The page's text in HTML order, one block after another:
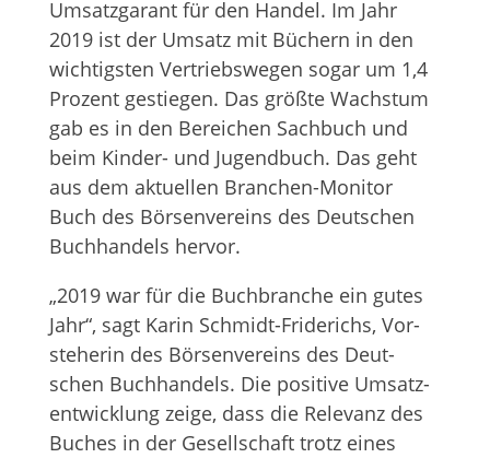
Umsatz­ga­rant für den Han­del. Im Jahr
2019 ist der Umsatz mit Büchern in den
wich­tigs­ten Ver­triebs­we­gen sogar um 1,4
Pro­zent gestie­gen. Das größte Wachs­tum
gab es in den Berei­chen Sach­buch und
beim Kin­der- und Jugend­buch. Das geht
aus dem aktu­el­len Bran­chen-Moni­tor
Buch des Bör­sen­ver­eins des Deut­schen
Buch­han­dels hervor.
„2019 war für die Buch­bran­che ein gutes
Jahr“, sagt Karin Schmidt-Fri­de­richs, Vor­
ste­he­rin des Bör­sen­ver­eins des Deut­
schen Buch­han­dels. Die posi­tive Umsatz­
ent­wick­lung zeige, dass die Rele­vanz des
Buches in der Gesell­schaft trotz eines